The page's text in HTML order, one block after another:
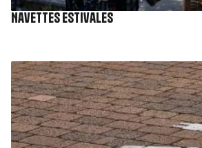
Navettes estivales
Image